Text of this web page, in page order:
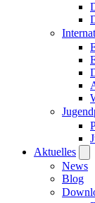
Aktuelles
News
Blog